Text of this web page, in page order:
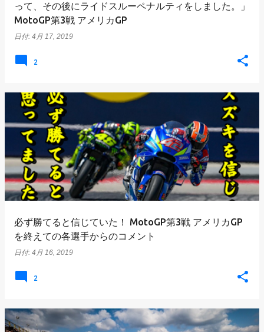
って、その後にライドスルーペナルティをしました。」
MotoGP第3戦 アメリカGP
日付: 4月 17, 2019
2
必ず勝てると信じていた！ MotoGP第3戦 アメリカGP
を終えての各選手からのコメント
日付: 4月 16, 2019
2